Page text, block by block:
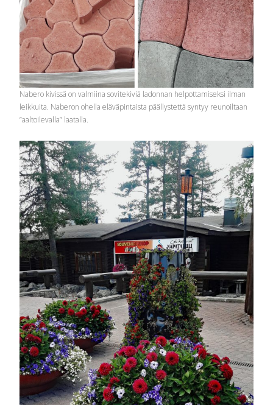
Nabero kivissä on valmiina sovitekiviä ladonnan helpottamiseksi ilman
leikkuita. Naberon ohella eläväpintaista päällystettä syntyy reunoiltaan
”aaltoilevalla” laatalla.